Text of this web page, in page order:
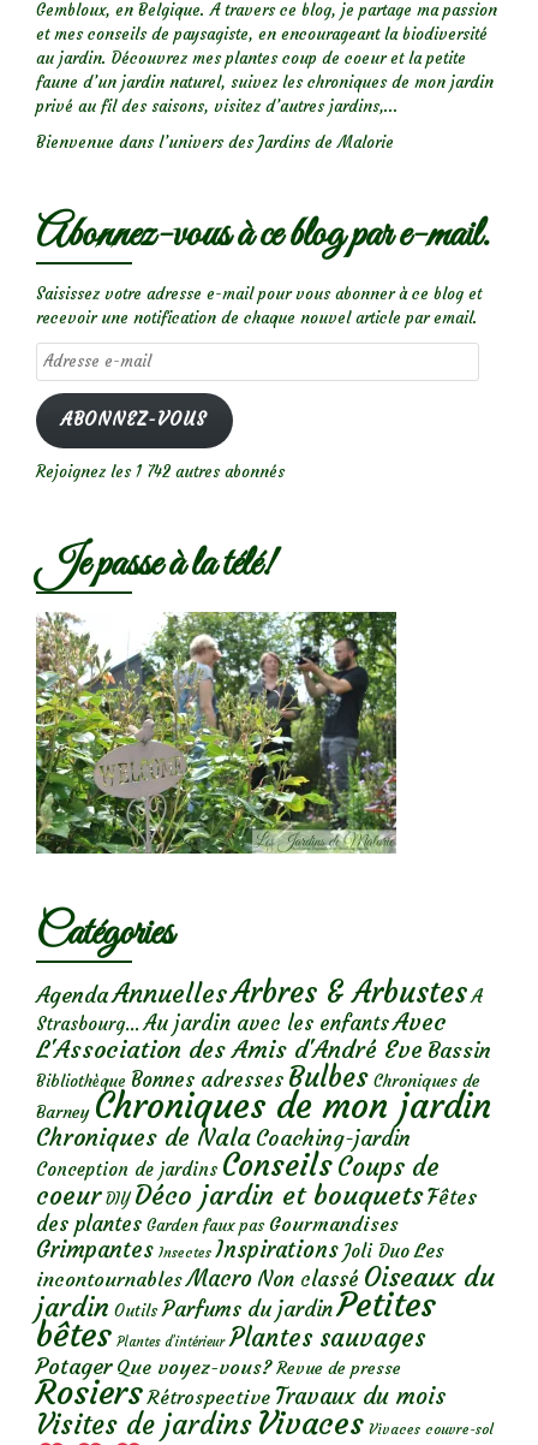
Gembloux, en Belgique. A travers ce blog, je partage ma passion
et mes conseils de paysagiste, en encourageant la biodiversité
au jardin. Découvrez mes plantes coup de coeur et la petite
faune d’un jardin naturel, suivez les chroniques de mon jardin
privé au fil des saisons, visitez d’autres jardins,...
Bienvenue dans l’univers des Jardins de Malorie
Abonnez-vous à ce blog par e-mail.
Saisissez votre adresse e-mail pour vous abonner à ce blog et
recevoir une notification de chaque nouvel article par email.
Adresse
e-
mail
ABONNEZ-VOUS
Rejoignez les 1 742 autres abonnés
Je passe à la télé!
Catégories
AgendaAnnuellesArbres & Arbustes A
Strasbourg... Au jardin avec les enfantsAvec
L'Association des Amis d'André Eve Bassin
Bibliothèque Bonnes adresses Bulbes Chroniques de
Barney Chroniques de mon jardin
Chroniques de Nala Coaching-jardin
Conception de jardins ConseilsCoups de
coeur DIY Déco jardin et bouquetsFêtes
des plantes Garden faux pas Gourmandises
Grimpantes Insectes Inspirations Joli Duo Les
incontournables Macro Non classé Oiseaux du
jardin Outils Parfums du jardinPetites
bêtes Plantes d’intérieur Plantes sauvages
Potager Que voyez-vous? Revue de presse
Rosiers Rétrospective Travaux du mois
Visites de jardins Vivaces Vivaces couvre-sol